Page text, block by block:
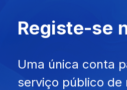
Registe-se
Uma única conta
serviço público de